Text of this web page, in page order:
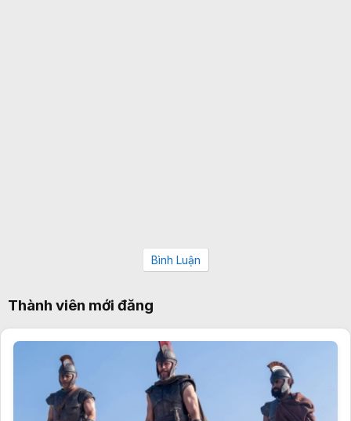
Bình Luận
Thành viên mới đăng